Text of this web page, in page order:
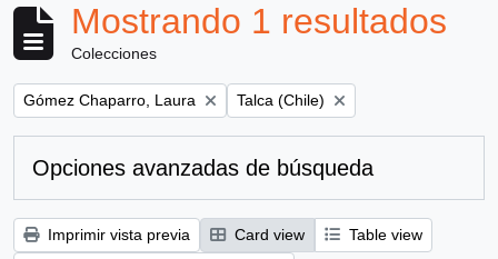
Mostrando 1 resultados
Colecciones
Remove filter:
Gómez Chaparro, Laura Remove filter:
Talca (Chile)
Opciones avanzadas de búsqueda
Imprimir vista previa Card view
Table view